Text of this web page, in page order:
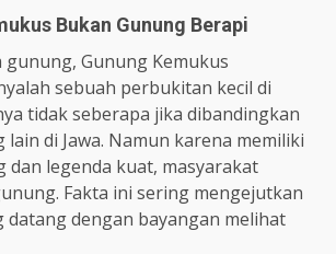
Bukan Gunung Berapi
gunung, Gunung Kemukus
sebuah perbukitan kecil di
tidak seberapa jika dibandingkan
di Jawa. Namun karena memiliki
dan legenda kuat, masyarakat
Fakta ini sering mengejutkan
datang dengan bayangan melihat